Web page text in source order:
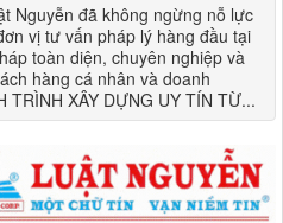
Nguyễn đã không ngừng nỗ lực
vị tư vấn pháp lý hàng đầu tại
toàn diện, chuyên nghiệp và
hàng cá nhân và doanh
TRÌNH XÂY DỰNG UY TÍN TỪ...